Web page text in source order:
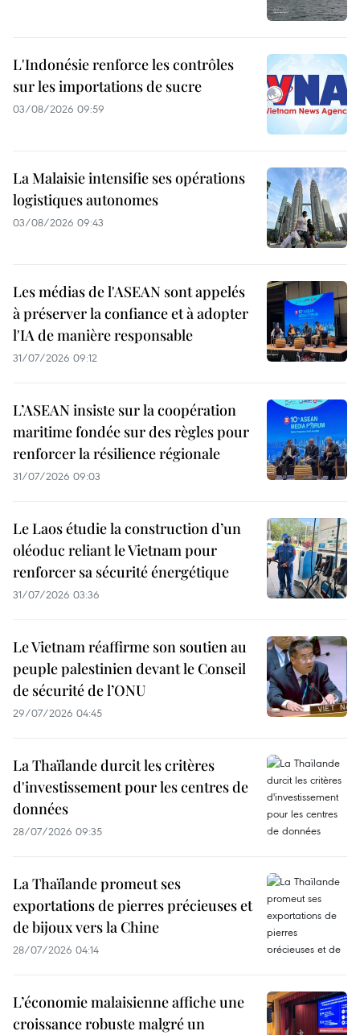
L'Indonésie renforce les contrôles
sur les importations de sucre
03/08/2026 09:59
La Malaisie intensifie ses opérations
logistiques autonomes
03/08/2026 09:43
Les médias de l'ASEAN sont appelés
à préserver la confiance et à adopter
l'IA de manière responsable
31/07/2026 09:12
L’ASEAN insiste sur la coopération
maritime fondée sur des règles pour
renforcer la résilience régionale
31/07/2026 09:03
Le Laos étudie la construction d’un
oléoduc reliant le Vietnam pour
renforcer sa sécurité énergétique
31/07/2026 03:36
Le Vietnam réaffirme son soutien au
peuple palestinien devant le Conseil
de sécurité de l’ONU
29/07/2026 04:45
La Thaïlande durcit les critères
d'investissement pour les centres de
données
28/07/2026 09:35
La Thaïlande promeut ses
exportations de pierres précieuses et
de bijoux vers la Chine
28/07/2026 04:14
L’économie malaisienne affiche une
croissance robuste malgré un